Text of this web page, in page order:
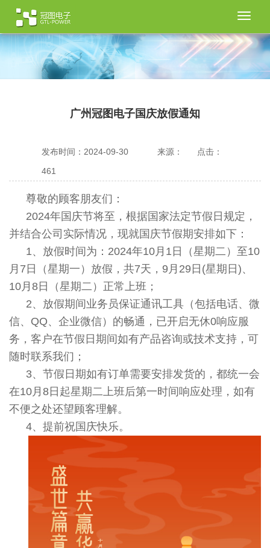
切
导
航
广州冠图电子国庆放假通知
发布时间：2024-09-30 来源：
点击：
461
尊敬的顾客朋友们：
2024年国庆节将至，根据国家法定节假日规定，
并结合公司实际情况，现就国庆节假期安排如下：
1、放假时间为：2024年10月1日（星期二）至10
月7日（星期一）放假，共7天，9月29日(星期日)、
10月8日（星期二）正常上班；
2、放假期间业务员保证通讯工具（包括电话、微
信、QQ、企业微信）的畅通，已开启无休0响应服
务，客户在节假日期间如有产品咨询或技术支持，可
随时联系我们；
3、节假日期如有订单需要安排发货的，都统一会
在10月8日起星期二上班后第一时间响应处理，如有
不便之处还望顾客理解。
4、提前祝国庆快乐。